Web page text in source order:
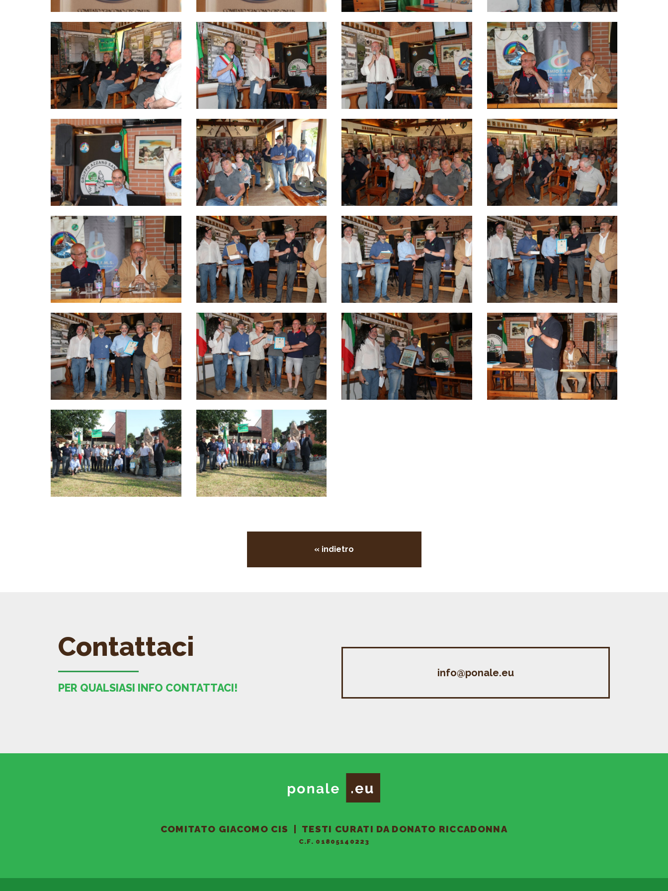
« indietro
Contattaci
PER QUALSIASI INFO CONTATTACI!
info@ponale.eu
COMITATO GIACOMO CIS | TESTI CURATI DA DONATO RICCADONNA
C.F. 01805140223